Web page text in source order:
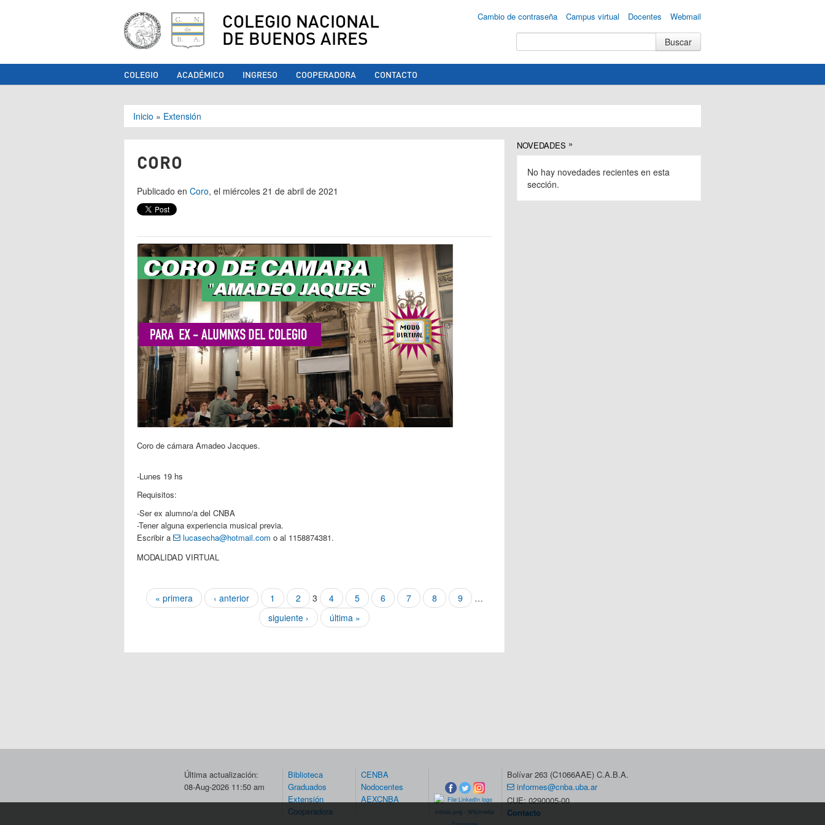
COLEGIO NACIONAL
DE BUENOS AIRES
Cambio de contraseña Campus virtual Docentes Webmail
COLEGIO ACADÉMICO INGRESO COOPERADORA CONTACTO
Se encuentra usted aquí
Inicio » Extensión
CORO
Publicado en Coro, el miércoles 21 de abril de 2021
Coro de cámara Amadeo Jacques.
-Lunes 19 hs
Requisitos:
-Ser ex alumno/a del CNBA
-Tener alguna experiencia musical previa.
Escribir a
lucasecha@hotmail.com o al 1158874381.
MODALIDAD VIRTUAL
Páginas
« primera ‹ anterior 1 2 3 4 5 6 7 8 9
…
siguiente ›
última »
NOVEDADES
No hay novedades recientes en esta
sección.
Última actualización:
08-Aug-2026 11:50 am
Biblioteca
Graduados
Extensión
Cooperadora
CENBA
Nodocentes
AEXCNBA
Bolívar 263 (C1066AAE) C.A.B.A.
informes@cnba.uba.ar
CUE: 0290005-00
Contacto